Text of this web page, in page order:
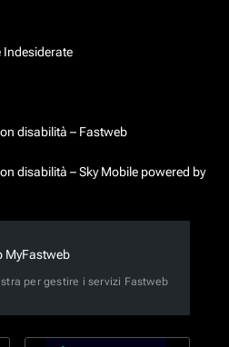
Indesiderate
disabilità – Fastweb
disabilità – Sky Mobile powered by
MyFastweb
per gestire i servizi Fastweb